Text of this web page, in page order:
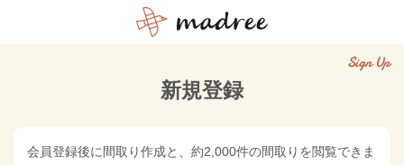
Sign Up
新規登録
会員登録後に間取り作成と、約2,000件の間取りを閲覧できま